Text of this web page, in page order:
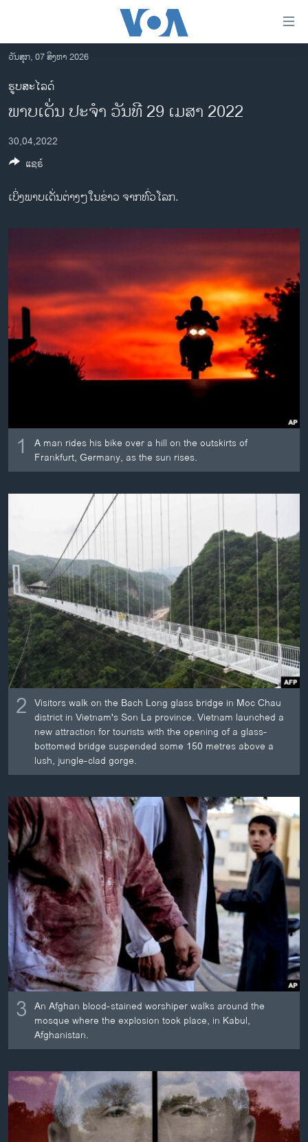
ເຂົ້າ
ຫາ
ຂ້າມ
ຂ້າມ
ໄປ
ຫາ
ຄົ້ນ
ລາວ
ອາເມຣິກາ
ການເລືອກຕັ້ງ ປະທານາທີບໍດີ ສະຫະລັດ 2024
ຂ່າວ​ຈີນ
ໂລກ
ຊີວິດຊາວລາວ
ຊຸມຊົນຊາວລາວ
ວິທະຍາສາດ-ເທັກໂນໂລຈີ
ທຸລະກິດ
ພາສາອັງກິດ
ລາຍການກະຈາຍສຽງ
ຕິດຕາມພວກເຮົາ ທີ່
ວັນສຸກ, 07 ສິງຫາ 2026
ຮູບສະໄລດ໌
ພາບເດັ່ນ ປະຈຳ ວັນທີ 29 ເມສາ 2022
30,04,2022
ເບິ່ງພາບເດັ່ນຕ່າງໆໃນຂ່າວ ຈາກທົ່ວໂລກ.
1
A man rides his bike over a hill on the outskirts of
Frankfurt, Germany, as the sun rises.
2 Visitors walk on the Bach Long glass bridge in Moc Chau
district in Vietnam's Son La province. Vietnam launched a
new attraction for tourists with the opening of a glass-
bottomed bridge suspended some 150 metres above a
lush, jungle-clad gorge.
3 An Afghan blood-stained worshiper walks around the
mosque where the explosion took place, in Kabul,
Afghanistan.
ແຊຣ໌